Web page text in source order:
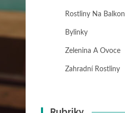
Rostliny Na Balkon
Bylinky
Zelenina A Ovoce
Zahradní Rostliny